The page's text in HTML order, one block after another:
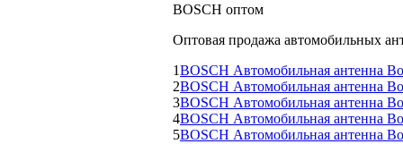
BOSCH оптом
Оптовая продажа автомобильных
1BOSCH Автомобильная антенна
2BOSCH Автомобильная антенна
3BOSCH Автомобильная антенна
4BOSCH Автомобильная антенна
5BOSCH Автомобильная антенна